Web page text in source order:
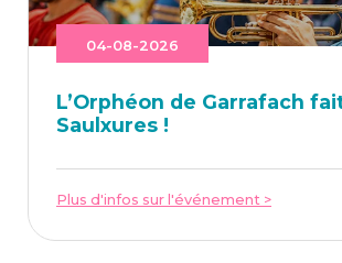
04-08-2026
L’Or­phéon de Gar­ra­fach
Saulxures !
Plus d'infos sur l'événement >